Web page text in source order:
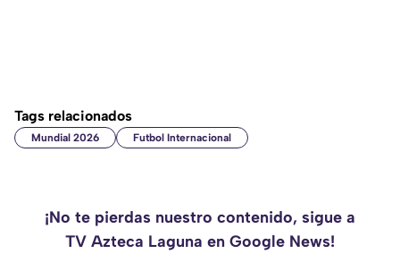
Tags relacionados
Mundial 2026 Futbol Internacional
¡No te pierdas nuestro contenido, sigue a
TV Azteca Laguna en Google News!